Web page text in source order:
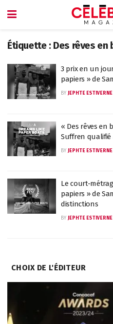
Étiquette : Des rêves
3 prix en un
papiers » de
BY JEPHTE ESTIVERNE
« Des rêves en
Suffren qualifié
BY JEPHTE ESTIVERNE
Le court-
papiers » de
distinctions
BY JEPHTE ESTIVERNE
CHOIX DE L'ÉDITEUR